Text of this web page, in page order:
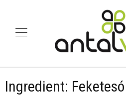
Ingredient: Feketesó